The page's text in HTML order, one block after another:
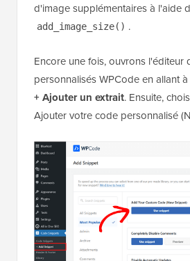
Une fois que vous avez ajouté la
personnalisé, vous pouvez
d'image supplémentaires à l'aide
add_image_size() .
personnalisés WPCode en allant à
+ Ajouter un extrait
Ajouter votre code personnalisé